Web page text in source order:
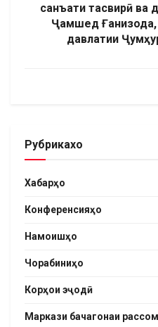
санъати тасвирӣ ва
Ҷамшед Ғанизода,
давлатии
Рубрикахо
Хабарҳо
Конференсияҳо
Намоишҳо
Чорабиниҳо
Корҳои эҷодӣ
Маркази бачагонаи